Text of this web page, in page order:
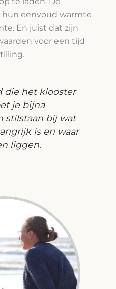
hun eenvoud warmte
En juist dat zijn
voor een tijd
die het klooster
je bijna
stilstaan bij wat
is en waar
liggen.